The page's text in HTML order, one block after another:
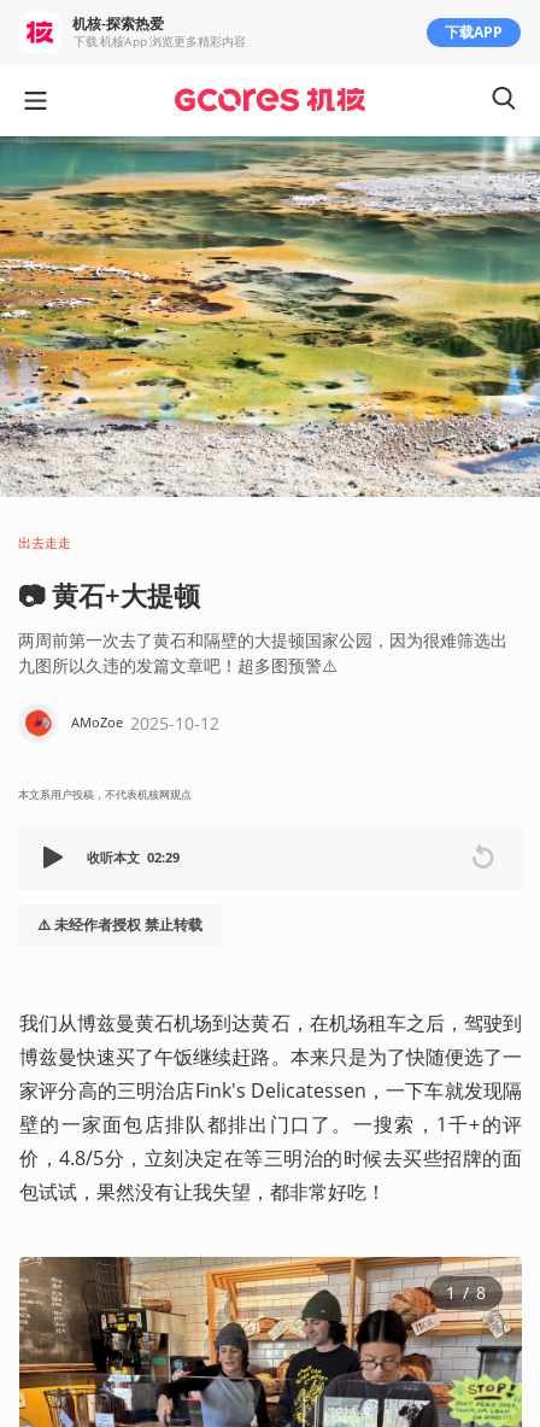
出去走走
📷 黄石+大提顿
两周前第一次去了黄石和隔壁的大提顿国家公园，因为很难筛选出
九图所以久违的发篇文章吧！超多图预警⚠️
AMoZoe 2025-10-12
本文系用户投稿，不代表机核网观点
收听本文 02:29
⚠️ 未经作者授权 禁止转载
我们从博兹曼黄石机场到达黄石，在机场租车之后，驾驶到
博兹曼快速买了午饭继续赶路。本来只是为了快随便选了一
家评分高的三明治店Fink's Delicatessen，一下车就发现隔
壁的一家面包店排队都排出门口了。一搜索，1千+的评
价，4.8/5分，立刻决定在等三明治的时候去买些招牌的面
包试试，果然没有让我失望，都非常好吃！
1 / 8
机核-探索热爱
下载 机核App 浏览更多精彩内容 下载APP